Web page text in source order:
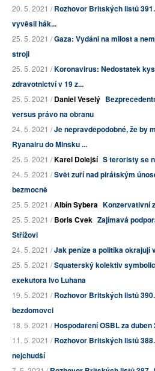
20. 5. 2021 /Rozhovor Britských listů
vyvěsil hák...
25. 5. 2021 /Gaza: Vydáni na milost a
stroji
25. 5. 2021 /Koronavirus: Nedostatek
zdravotnictví v 19 z...
25. 5. 2021 /Daniel Veselý
versus právo na obranu
24. 5. 2021 /Je nepravděpodobné, že by
Ryanairu do Minsku ...
25. 5. 2021 /Karel Dolejší S teroristy se
24. 5. 2021 /Svět zuří nad pirátským
bezmocně
25. 5. 2021 /Albín Sybera Konzervativní
25. 5. 2021 /Boris Cvek Zajímavá
Střížovi
24. 5. 2021 /Jak peníze a politika okrajují
25. 5. 2021 /Squaterský kolektiv
exekutora Ivo Luhana
19. 5. 2021 /Rozhovor Britských listů
bezdomovci
18. 5. 2021 /Hospodaření OSBL za duben
11. 5. 2021 /Rozhovor Britských listů
nejchudší